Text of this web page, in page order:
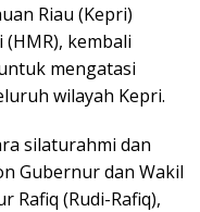
Riau (Kepri)
kembali
mengatasi
wilayah Kepri.
silaturahmi dan
Gubernur dan Wakil
Rafiq (Rudi-Rafiq),